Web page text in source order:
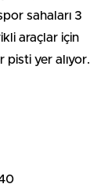
sahaları 3
araçlar için
yer alıyor.